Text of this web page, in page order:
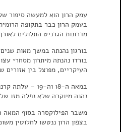
עמק הרון הוא למעשה סיפור
מדרונות הגרניט התלולים
בורגון נהנתה במשך מאות
העיקריים, מפוצל בין אזורים
נהנה מיוקרה שלא נפלה מזו
בצפון הרון ננטשו לחלוטין משום שהעבודה